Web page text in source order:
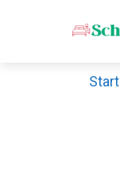
Start